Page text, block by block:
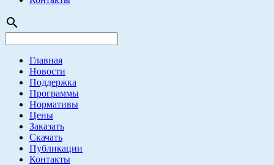
search
Главная
Новости
Поддержка
Программы
Нормативы
Цены
Заказать
Скачать
Публикации
Контакты